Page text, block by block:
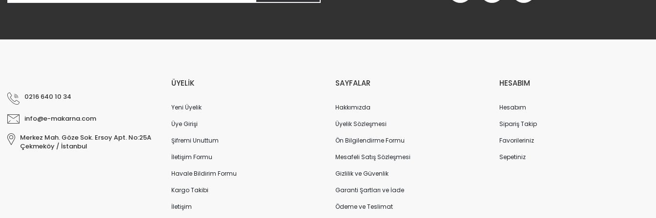
0216 640 10 34
info@e-makarna.com
Merkez Mah. Göze Sok. Ersoy Apt. No:25A
Çekmeköy / İstanbul
ÜYELİK
Yeni Üyelik
Üye Girişi
Şifremi Unuttum
İletişim Formu
Havale Bildirim Formu
Kargo Takibi
İletişim
SAYFALAR
Hakkımızda
Üyelik Sözleşmesi
Ön Bilgilendirme Formu
Mesafeli Satış Sözleşmesi
Gizlilik ve Güvenlik
Garanti Şartları ve İade
Ödeme ve Teslimat
HESABIM
Hesabım
Sipariş Takip
Favorileriniz
Sepetiniz